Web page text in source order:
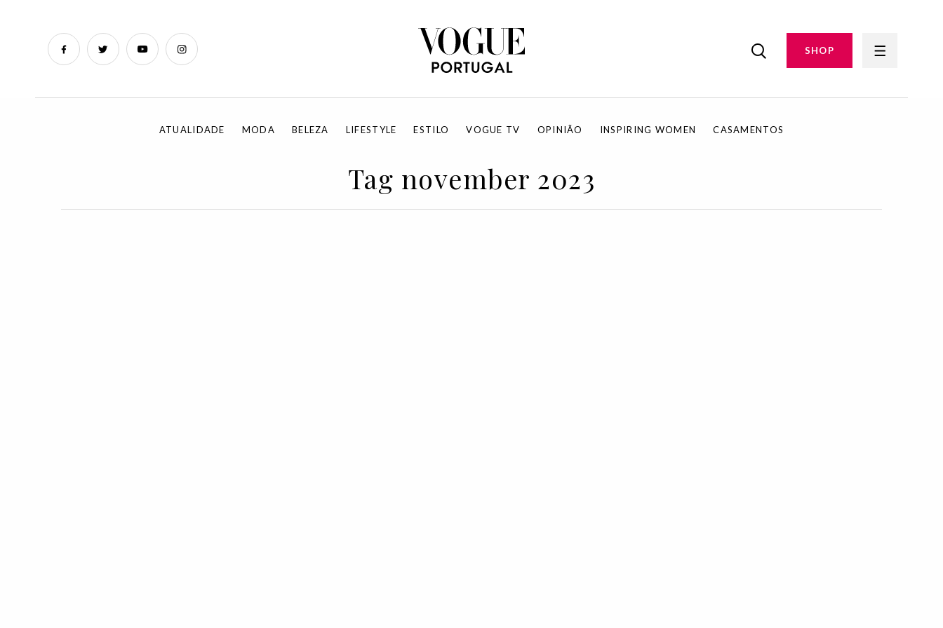
SHOP
ATUALIDADE MODA BELEZA LIFESTYLE ESTILO VOGUE TV OPINIÃO INSPIRING WOMEN CASAMENTOS
Tag november 2023